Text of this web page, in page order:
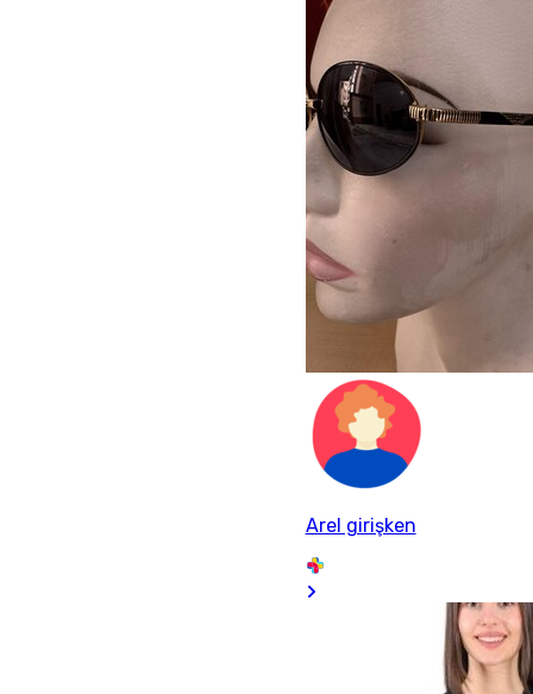
Arel girişken